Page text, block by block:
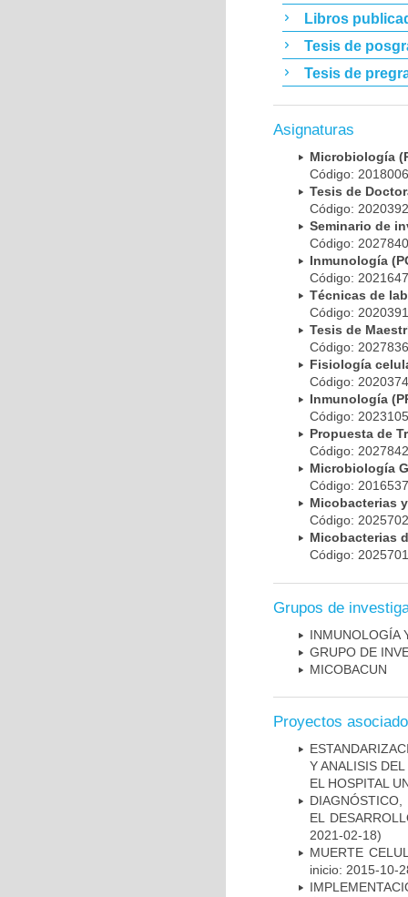
Libros
Tesis de
Tesis de
Asignaturas
Microbiología
Código:
Tesis de
Código:
Seminario de
Código:
Inmunología
Código:
Técnicas de
Código:
Tesis de
Código:
Fisiología
Código:
Inmunología
Código:
Propuesta de
Código:
Microbiología
Código:
Micobacterias
Código:
Micobacterias
Código:
Grupos de
INMUNOLOGÍA
GRUPO DE
MICOBAC­UN
Proyectos
Y ANALISIS
EL HOSPITAL
EL
2021-02-18)
MUERTE
inicio: 2015-10-